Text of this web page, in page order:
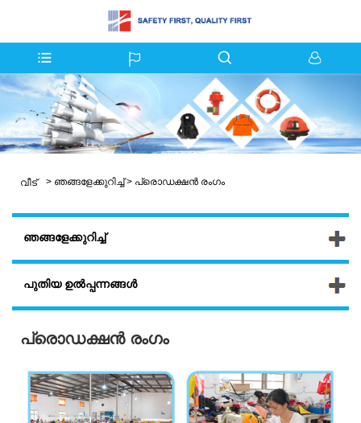
വീട് > ഞങ്ങളേക്കുറിച്ച് > പ്രൊഡക്ഷൻ രംഗം
ഞങ്ങളേക്കുറിച്ച്
പുതിയ ഉൽപ്പന്നങ്ങൾ
പ്രൊഡക്ഷൻ രംഗം